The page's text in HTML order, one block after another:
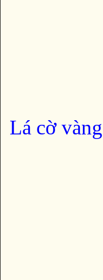
Lá cờ